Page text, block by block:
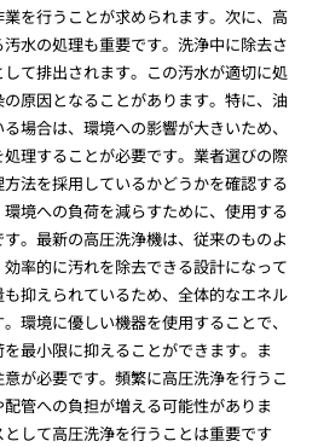
を行うことが求められます。次に、高
水の処理も重要です。洗浄中に除去さ
て排出されます。この汚水が適切に処
原因となることがあります。特に、油
場合は、環境への影響が大きいため、
理することが必要です。業者選びの際
法を採用しているかどうかを確認する
境への負荷を減らすために、使用する
。最新の高圧洗浄機は、従来のものよ
率的に汚れを除去できる設計になって
抑えられているため、全体的なエネル
環境に優しい機器を使用することで、
最小限に抑えることができます。ま
が必要です。頻繁に高圧洗浄を行うこ
管への負担が増える可能性がありま
して高圧洗浄を行うことは重要です